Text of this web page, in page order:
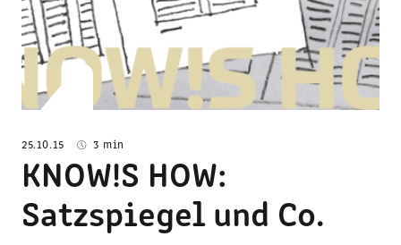
25.10.15 3 min
KNOW!S HOW:
Satzspiegel und Co.